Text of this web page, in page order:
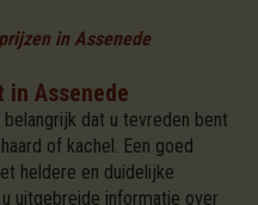
in Assenede
Assenede
dat u tevreden bent
of kachel. Een goed
heldere en duidelijke
uitgebreide informatie over